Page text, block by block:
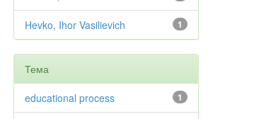
1
Hevko, Ihor Vasilievich
Тема
1
educational process